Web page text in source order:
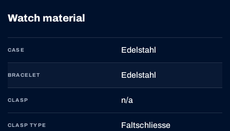
Watch material
CASE Edelstahl
BRACELET Edelstahl
CLASP n/a
CLASP TYPE Faltschliesse